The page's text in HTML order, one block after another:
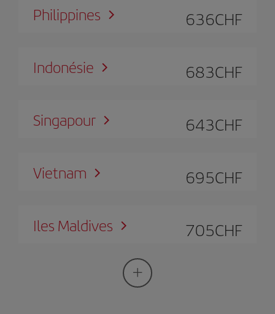
Philippines 636CHF
Indonésie 683CHF
Singapour 643CHF
Vietnam 695CHF
Iles Maldives 705CHF